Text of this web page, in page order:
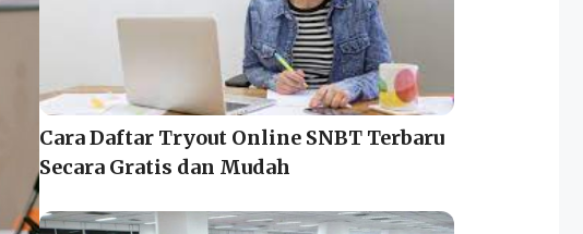
Cara Daftar Tryout Online SNBT Terbaru
Secara Gratis dan Mudah